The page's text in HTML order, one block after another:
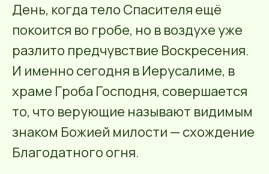
День, когда тело Спасителя ещё
покоится во гробе, но в воздухе уже
разлито предчувствие Воскресения.
И именно сегодня в Иерусалиме, в
храме Гроба Господня, совершается
то, что верующие называют видимым
знаком Божией милости — схождение
Благодатного огня.